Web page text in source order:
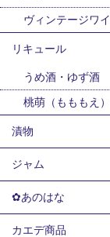
ヴィンテージワ
リキュール
うめ酒・ゆず酒
桃萌（もももえ
漬物
ジャム
✿あのはな
カエデ商品